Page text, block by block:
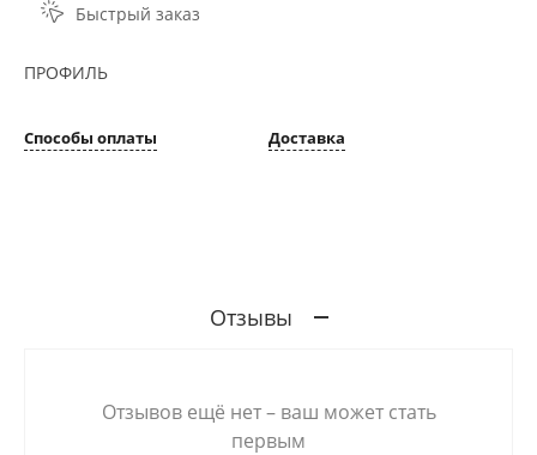
Быстрый заказ
ПРОФИЛЬ
Способы оплаты Доставка
Отзывы
Отзывов ещё нет – ваш может стать
первым